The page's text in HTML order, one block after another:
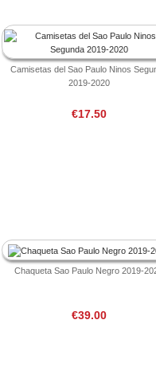
Camisetas del Sao Paulo Ninos
2019-2020
€17.50
Chaqueta Sao Paulo Negro 2019-
€39.00